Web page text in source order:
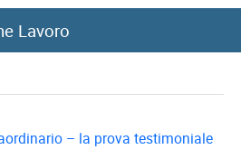
Lavoro
di preavviso in caso di
– la prova testimoniale